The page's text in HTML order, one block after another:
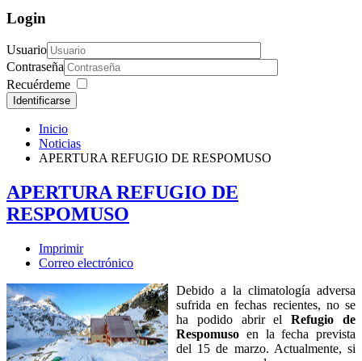
Login
Usuario
Contraseña
Recuérdeme
Identificarse
Inicio
Noticias
APERTURA REFUGIO DE RESPOMUSO
APERTURA REFUGIO DE
RESPOMUSO
Imprimir
Correo electrónico
Debido a la climatología adversa
sufrida en fechas recientes, no se
ha podido abrir elRefugio de
Respomuso en la fecha prevista
del 15 de marzo. Actualmente, si